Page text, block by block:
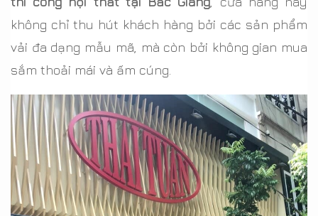
không chỉ thu hút khách hàng bởi các sản phẩm
vải đa dạng mẫu mã, mà còn bởi không gian mua
sắm thoải mái và ấm cúng.